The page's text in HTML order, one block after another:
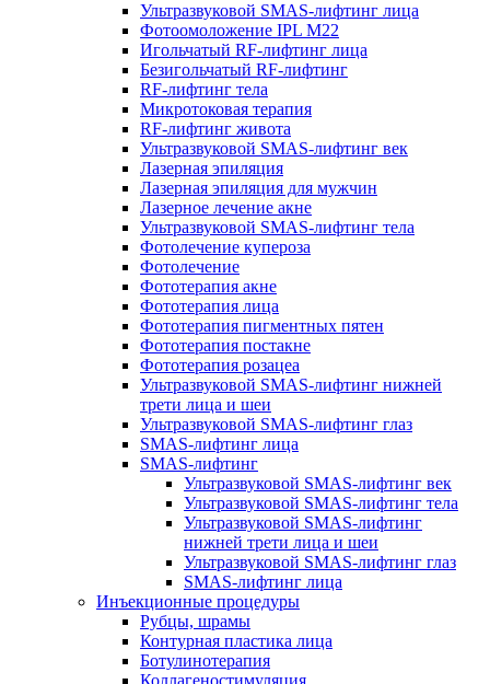
Ультразвуковой SMAS-лифтинг лица
Фотоомоложение IPL M22
Игольчатый RF-лифтинг лица
Безигольчатый RF-лифтинг
RF-лифтинг тела
Микротоковая терапия
RF-лифтинг живота
Ультразвуковой SMAS-лифтинг век
Лазерная эпиляция
Лазерная эпиляция для мужчин
Лазерное лечение акне
Ультразвуковой SMAS-лифтинг тела
Фотолечение купероза
Фотолечение
Фототерапия акне
Фототерапия лица
Фототерапия пигментных пятен
Фототерапия постакне
Фототерапия розацеа
Ультразвуковой SMAS-лифтинг нижней
трети лица и шеи
Ультразвуковой SMAS-лифтинг глаз
SMAS-лифтинг лица
SMAS-лифтинг
Ультразвуковой SMAS-лифтинг век
Ультразвуковой SMAS-лифтинг тела
Ультразвуковой SMAS-лифтинг
нижней трети лица и шеи
Ультразвуковой SMAS-лифтинг глаз
SMAS-лифтинг лица
Инъекционные процедуры
Рубцы, шрамы
Контурная пластика лица
Ботулинотерапия
Коллагеностимуляция